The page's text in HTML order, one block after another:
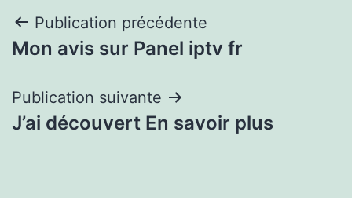
Navigation
de
l’article
Publication précédente
Mon avis sur Panel iptv fr
Publication suivante
J’ai découvert En savoir plus